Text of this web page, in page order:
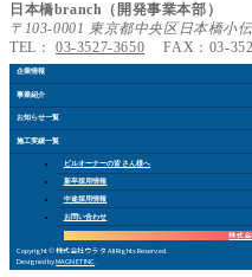
日本橋branch（開発事業本部）
〒103-0001 東京都中央区日本橋小
TEL： 03-3527-3650 FAX：03-
企業情報
事業紹介
お知らせ一覧
施工実績一覧
ビルオーナーの皆さん様へ
新卒採用情報
中途採用情報
お問い合わせ
株式会
Copyright © 株式会社ウラタ All Rights Reserved.
Designed byMAGNET INC